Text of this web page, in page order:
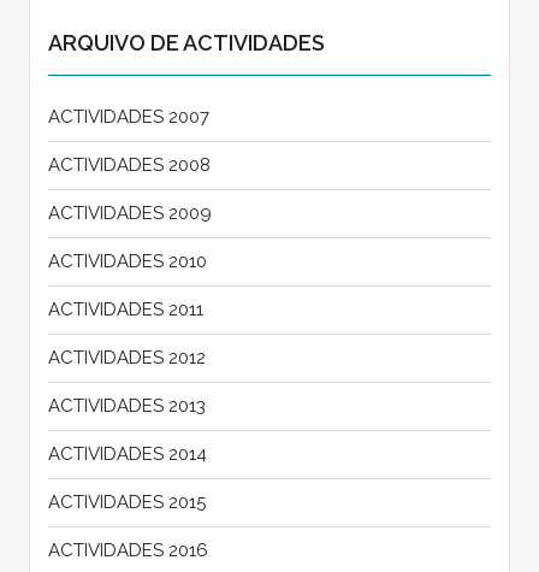
ARQUIVO DE ACTIVIDADES
ACTIVIDADES 2007
ACTIVIDADES 2008
ACTIVIDADES 2009
ACTIVIDADES 2010
ACTIVIDADES 2011
ACTIVIDADES 2012
ACTIVIDADES 2013
ACTIVIDADES 2014
ACTIVIDADES 2015
ACTIVIDADES 2016